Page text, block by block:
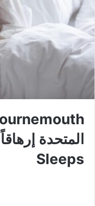
Sleeps